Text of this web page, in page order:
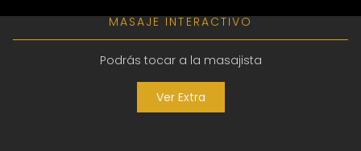
MASAJE INTERACTIVO
Podrás tocar a la masajista
Ver Extra